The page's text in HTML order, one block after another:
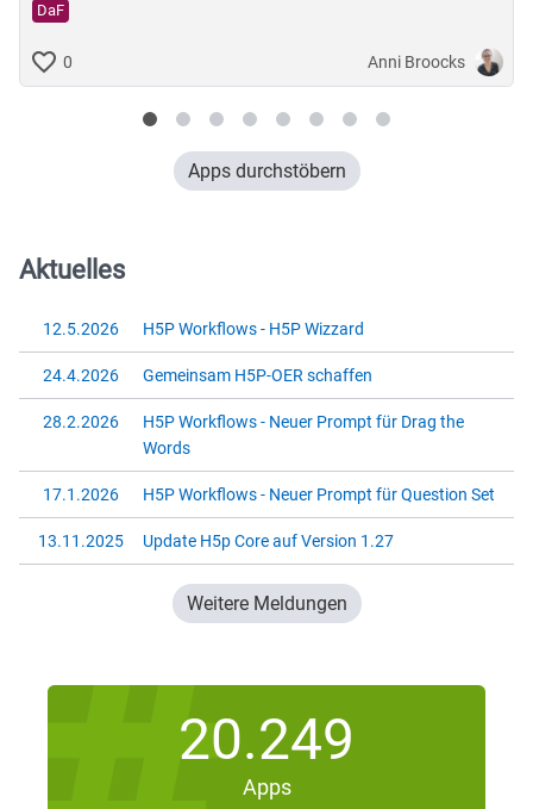
DaF
0 Anni Broocks
Apps durchstöbern
Aktuelles
12.5.2026 H5P Workflows - H5P Wizzard
24.4.2026 Gemeinsam H5P-OER schaffen
28.2.2026
H5P Workflows - Neuer Prompt für Drag the
Words
17.1.2026 H5P Workflows - Neuer Prompt für Question Set
13.11.2025 Update H5p Core auf Version 1.27
Weitere Meldungen
20.249
Apps